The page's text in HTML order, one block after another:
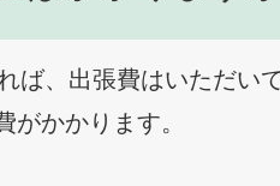
、出張費はいただい
かかります。